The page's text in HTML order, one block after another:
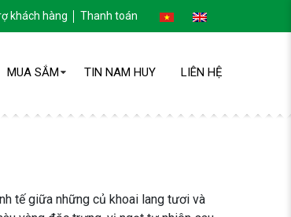
khách hàng Thanh toán
MUA SẮM TIN NAM HUY LIÊN HỆ
tế giữa những củ khoai lang tươi và